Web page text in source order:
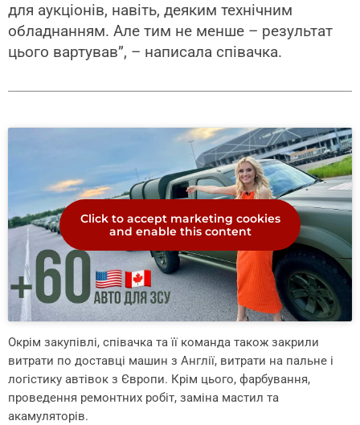
для аукціонів, навіть, деяким технічним
обладнанням. Але тим не менше – результат
цього вартував”, – написала співачка.
Click to accept marketing cookies
and enable this content
Окрім закупівлі, співачка та її команда також закрили
витрати по доставці машин з Англії, витрати на пальне і
логістику автівок з Європи. Крім цього, фарбування,
проведення ремонтних робіт, заміна мастил та
акамуляторів.